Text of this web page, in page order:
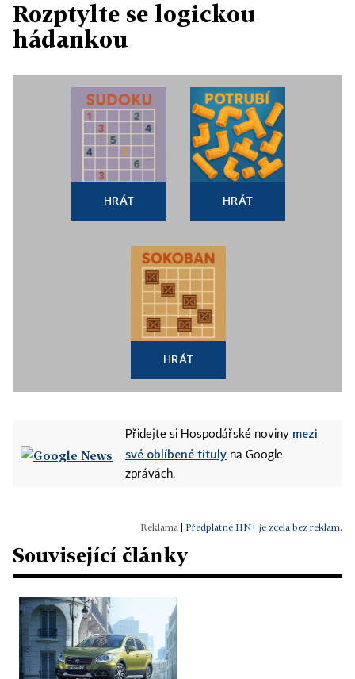
Rozptylte se logickou
hádankou
HRÁT HRÁT
HRÁT
Přidejte si Hospodářské noviny mezi
své oblíbené tituly na Google
zprávách.
Předplatné HN+ je zcela bez reklam.
Související články